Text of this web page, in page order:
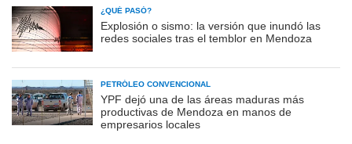
¿QUÉ PASÓ?
Explosión o sismo: la versión que inundó las
redes sociales tras el temblor en Mendoza
PETRÓLEO CONVENCIONAL
YPF dejó una de las áreas maduras más
productivas de Mendoza en manos de
empresarios locales